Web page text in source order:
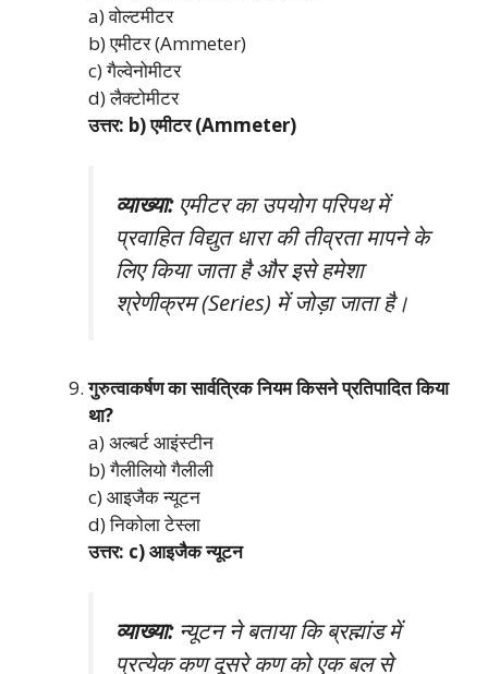
a) वोल्टमीटर
b) एमीटर (Ammeter)
c) गैल्वेनोमीटर
d) लैक्टोमीटर
उत्तर: b) एमीटर (Ammeter)
व्याख्या:एमीटर का उपयोग परिपथ में
प्रवाहित विद्युत धारा की तीव्रता मापने के
लिए किया जाता है और इसे हमेशा
श्रेणीक्रम (Series) में जोड़ा जाता है।
गुरुत्वाकर्षण का सार्वत्रिक नियम किसने प्रतिपादित किया
था?
a) अल्बर्ट आइंस्टीन
b) गैलीलियो गैलीली
c) आइजैक न्यूटन
d) निकोला टेस्ला
उत्तर: c) आइजैक न्यूटन
व्याख्या:न्यूटन ने बताया कि ब्रह्मांड में
प्रत्येक कण दूसरे कण को एक बल से